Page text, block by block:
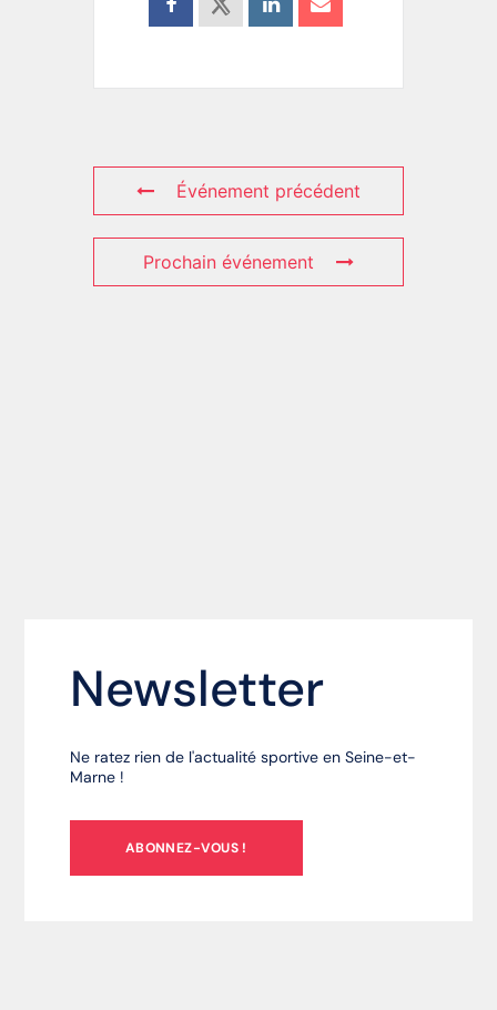
Événement précédent
Prochain événement
Newsletter
Ne ratez rien de l'actualité sportive en Seine-et-
Marne !
ABONNEZ-VOUS !